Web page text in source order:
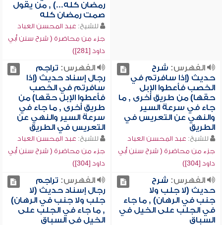
رمضان كله...) , من يقول
صمت رمضان كله
للشيخ: عبد المحسن العباد
جزء من محاضرة ( شرح سنن أبي
داود [281])
الفهرس: شرح
حديث (إذا سافرتم في
الخصب فأعطوا الإبل
حقها) من طريق أخرى , ما
جاء في سرعة السير
والنهي عن التعريس في
الطريق
للشيخ: عبد المحسن العباد
جزء من محاضرة ( شرح سنن أبي
داود [304])
الفهرس: تراجم
رجال إسناد حديث (إذا
سافرتم في الخصب
فأعطوا الإبل حقها) من
طريق أخرى , ما جاء في
سرعة السير والنهي عن
التعريس في الطريق
للشيخ: عبد المحسن العباد
جزء من محاضرة ( شرح سنن أبي
داود [304])
الفهرس: شرح
حديث (لا جلب ولا
جنب في الرهان) , ما جاء
في الجلب على الخيل في
السباق
الفهرس: تراجم
رجال إسناد حديث (لا
جلب ولا جنب في الرهان)
, ما جاء في الجلب على
الخيل في السباق